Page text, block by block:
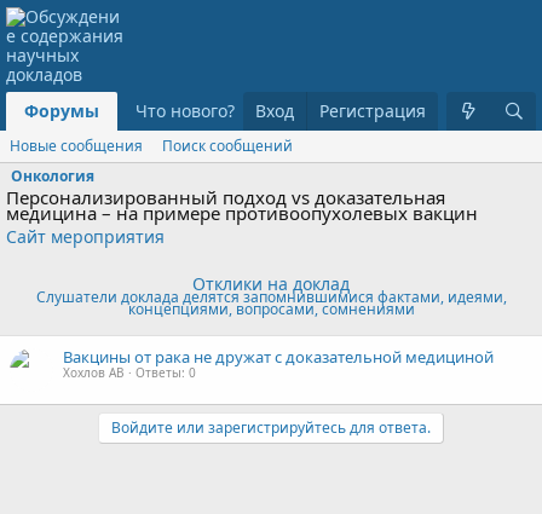
Форумы Что нового? Вход Регистрация
Новые сообщения
Поиск сообщений
Онкология
Персонализированный подход vs доказательная
медицина – на примере противоопухолевых вакцин
Сайт мероприятия
Отклики на доклад
Слушатели доклада делятся запомнившимися фактами, идеями,
концепциями, вопросами, сомнениями
Вакцины от рака не дружат с доказательной медициной
Хохлов АВ Ответы: 0
Войдите или зарегистрируйтесь для ответа.